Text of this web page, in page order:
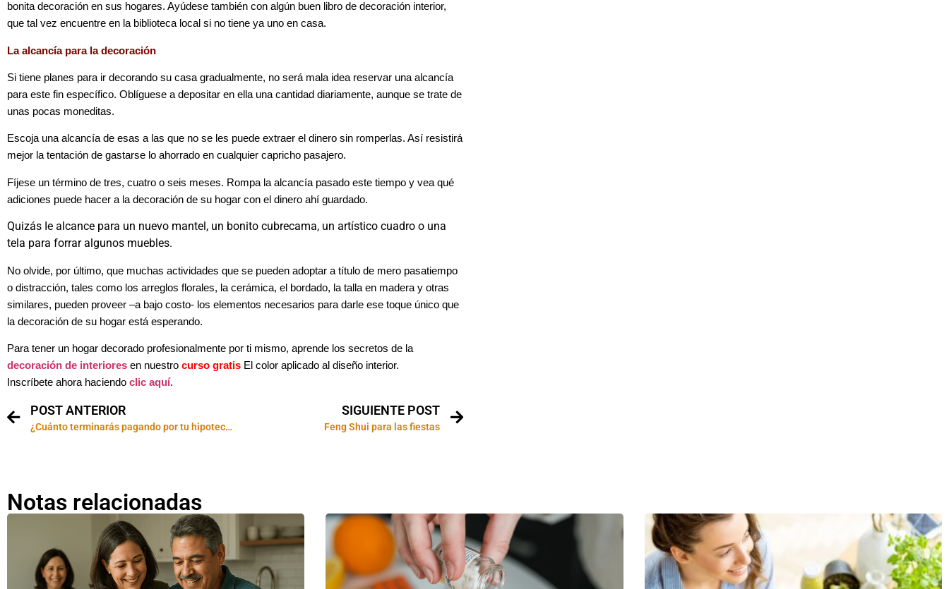
bonita decoración en sus hogares. Ayúdese también con algún buen libro de decoración interior,
que tal vez encuentre en la biblioteca local si no tiene ya uno en casa.
La alcancía para la decoración
Si tiene planes para ir decorando su casa gradualmente, no será mala idea reservar una alcancía
para este fin específico. Oblíguese a depositar en ella una cantidad diariamente, aunque se trate de
unas pocas moneditas.
Escoja una alcancía de esas a las que no se les puede extraer el dinero sin romperlas. Así resistirá
mejor la tentación de gastarse lo ahorrado en cualquier capricho pasajero.
Fíjese un término de tres, cuatro o seis meses. Rompa la alcancía pasado este tiempo y vea qué
adiciones puede hacer a la decoración de su hogar con el dinero ahí guardado.
Quizás Ie alcance para un nuevo mantel, un bonito cubrecama, un artístico cuadro o una
tela para forrar algunos muebles.
No olvide, por último, que muchas actividades que se pueden adoptar a título de mero pasatiempo
o distracción, tales como los arreglos florales, la cerámica, el bordado, la talla en madera y otras
similares, pueden proveer –a bajo costo- los elementos necesarios para darle ese toque único que
la decoración de su hogar está esperando.
Para tener un hogar decorado profesionalmente por ti mismo, aprende los secretos de la
decoración de interiores en nuestro curso gratis El color aplicado al diseño interior.
Inscríbete ahora haciendo clic aquí.
POST ANTERIOR
¿Cuánto terminarás pagando por tu hipoteca?
SIGUIENTE POST
Feng Shui para las fiestas
Notas relacionadas